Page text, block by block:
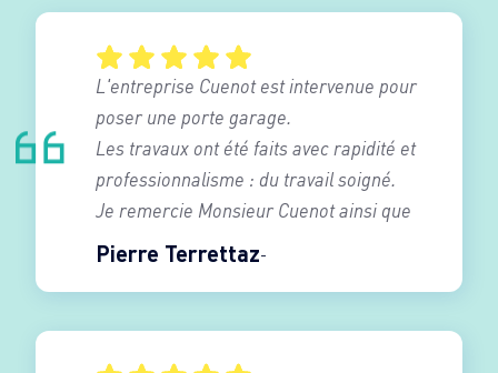
Pierre Terrettaz
L'entreprise Cuenot est intervenue pour
poser une porte garage.
Les travaux ont été faits avec rapidité et
professionnalisme : du travail soigné.
Je remercie Monsieur Cuenot ainsi que
son équipe de poseur .